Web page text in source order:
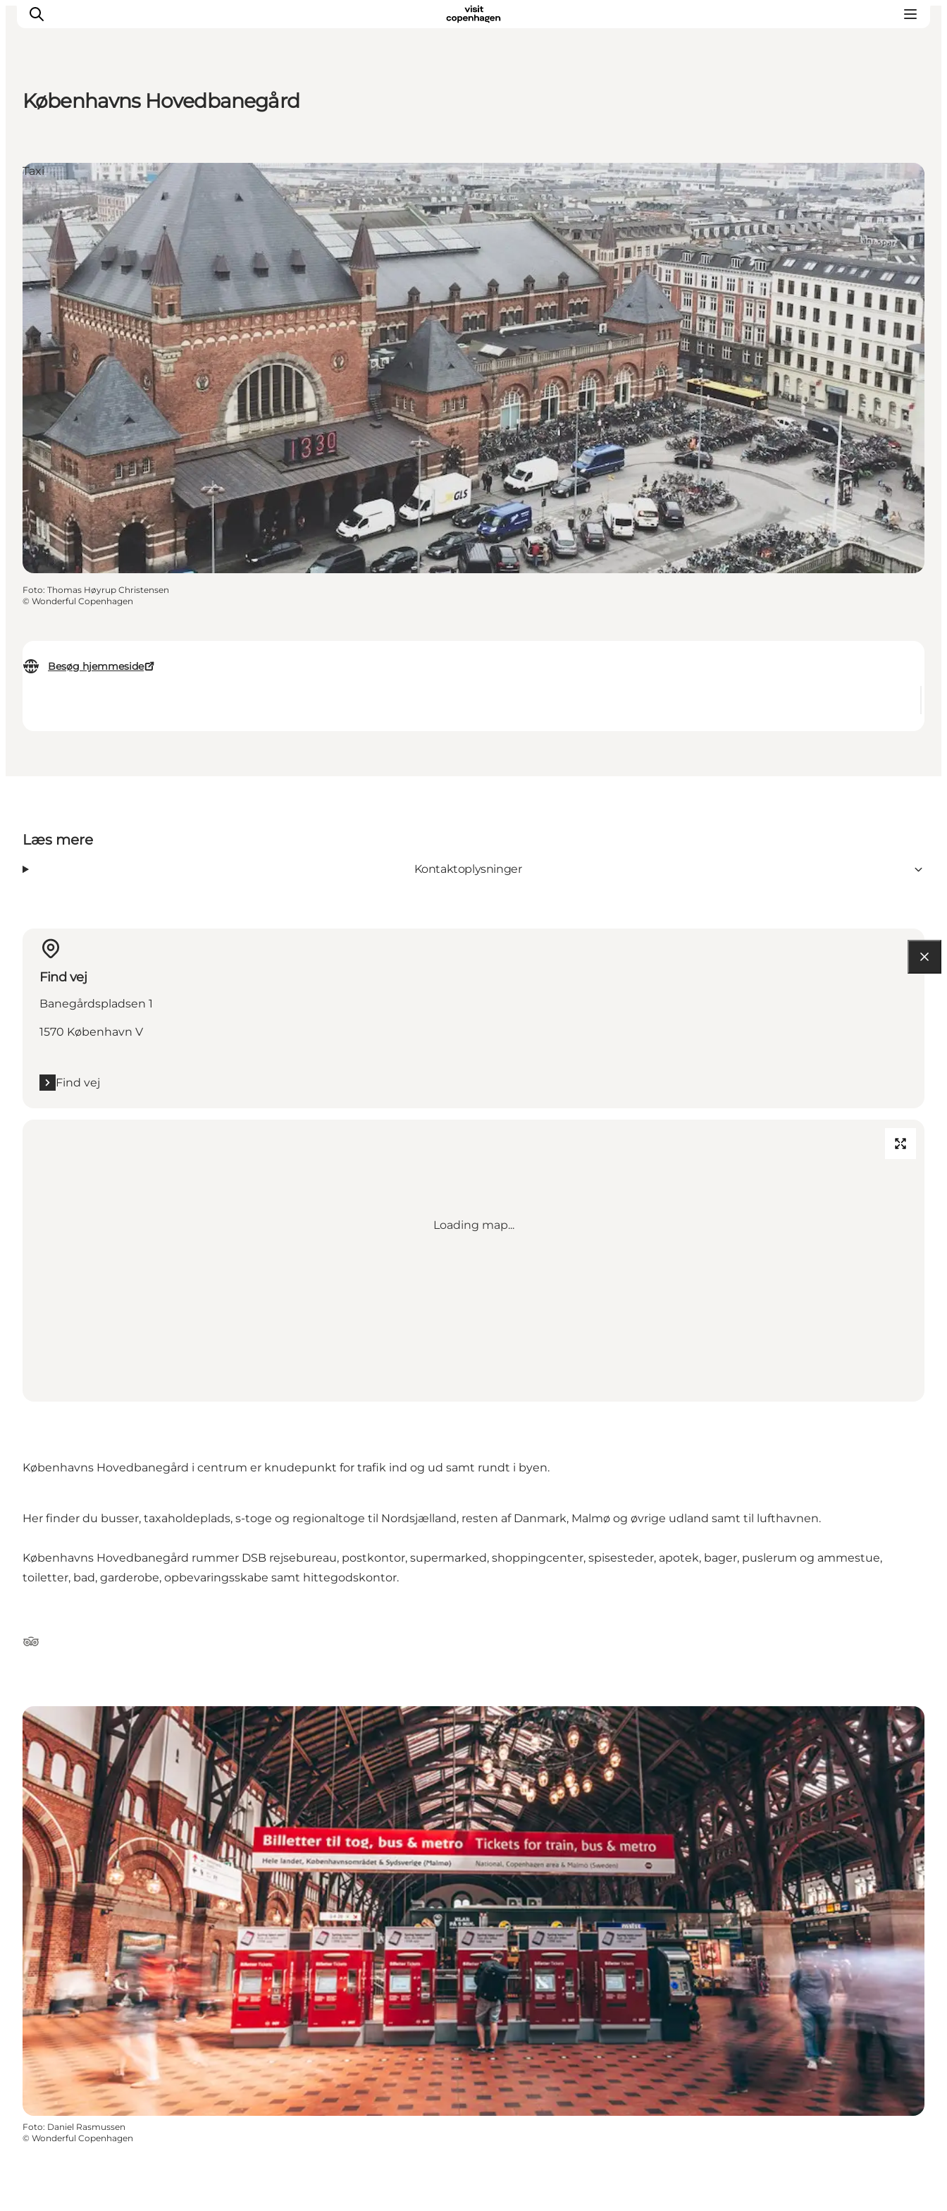
Spis & drik
Områder
Planlæg din tur
CopenPay
Copenhagen Card
Københavns Hovedbanegård
Besøg hjemmeside
Taxi
Foto: Thomas Høyrup Christensen
© Wonderful Copenhagen
Læs mere
Kontaktoplysninger
Find vej
Banegårdspladsen 1
1570 København V
Find vej
Loading map...
Københavns Hovedbanegård i centrum er knudepunkt for trafik ind og ud samt rundt i byen.
Her finder du busser, taxaholdeplads, s-toge og regionaltoge til Nordsjælland, resten af Danmark, Malmø og øvrige udland samt til lufthavnen.
Københavns Hovedbanegård rummer DSB rejsebureau, postkontor, supermarked, shoppingcenter, spisesteder, apotek, bager, puslerum og ammestue,
toiletter, bad, garderobe, opbevaringsskabe samt hittegodskontor.
Tripadvisor
Foto: Daniel Rasmussen
© Wonderful Copenhagen